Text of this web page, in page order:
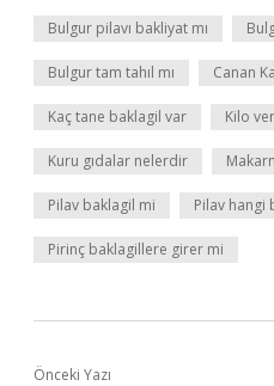
Bulgur pilavı bakliyat mı
Bulgur tam tahıl mı Canan
Kaç tane baklagil var Kilo
Kuru gıdalar nelerdir
Pilav baklagil mi Pilav hangi
Pirinç baklagillere girer mi
Önceki Yazı